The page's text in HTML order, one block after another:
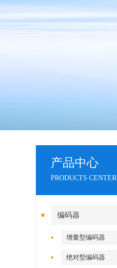
产品中心
PRODUCTS CENTER
编码器
增量型编码器
绝对型编码器